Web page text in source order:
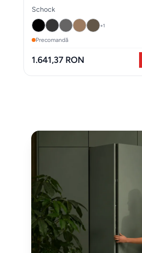
Schock
+1
Precomandă
1.641,37 RON